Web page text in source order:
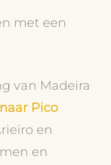
met een
van Madeira
Pico
en
en